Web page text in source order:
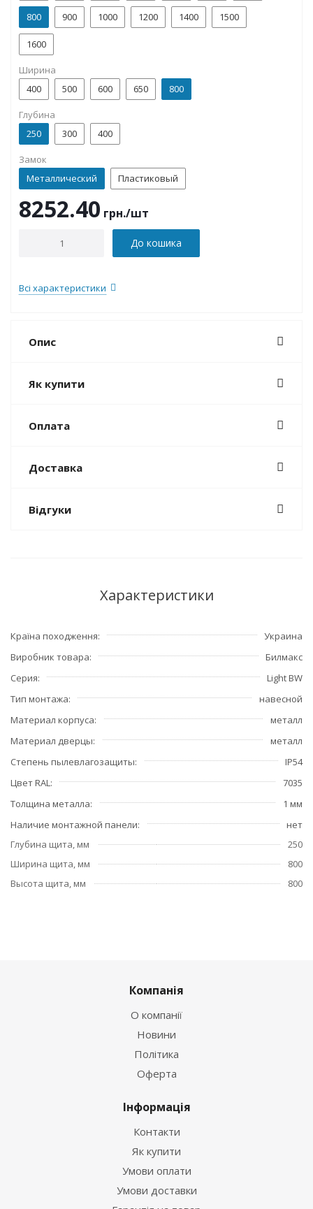
800 900 1000 1200 1400 1500
1600
Ширина
400
500 600 650 800
Глубина
250
300 400
Замок
Металлический
Пластиковый
8252.40 грн./шт
До кошика
Всі характеристики
Опис
Як купити
Оплата
Доставка
Відгуки
Характеристики
Країна походження
Украина
Виробник товара
Билмакс
Серия
Light BW
Тип монтажа
навесной
Материал корпуса
металл
Материал дверцы
металл
Степень пылевлагозащиты
IP54
Цвет RAL
7035
Толщина металла
1 мм
Наличие монтажной панели
нет
Глубина щита, мм
250
Ширина щита, мм
800
Высота щита, мм
800
Компанія
О компанії
Новини
Політика
Оферта
Інформація
Контакти
Як купити
Умови оплати
Умови доставки